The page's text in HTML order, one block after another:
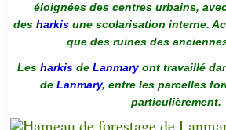
éloignées des centres urbains,
des harkis une scolarisation interne.
que des ruines des
Les harkis de Lanmaryont travaillé
de Lanmary, entre les parcelles
particulièrement.